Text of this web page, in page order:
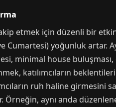
etmek için düzenli bir
Cumartesi) yoğunluk artar.
minimal house
katılımcıların
ruh haline
aynı anda